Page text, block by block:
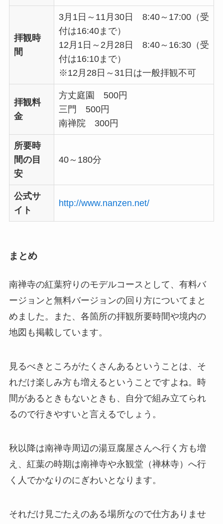
拝観時
間
3月1日～11月30日 8:40～17:00（受
付は16:40まで）
12月1日～2月28日 8:40～16:30（受
付は16:10まで）
※12月28日～31日は一般拝観不可
拝観料
金
方丈庭園 500円
三門 500円
南禅院 300円
所要時
間の目
安
40～180分
公式サ
イト
http://www.nanzen.net/
まとめ
南禅寺の紅葉狩りのモデルコースとして、有料バ
ージョンと無料バージョンの回り方についてまと
めました。また、各箇所の拝観所要時間や境内の
地図も掲載しています。
見るべきところがたくさんあるということは、そ
れだけ楽しみ方も増えるということですよね。時
間があるときもないときも、自分で組み立てられ
るので行きやすいと言えるでしょう。
秋以降は南禅寺周辺の湯豆腐屋さんへ行く方も増
え、紅葉の時期は南禅寺や永観堂（禅林寺）へ行
く人でかなりのにぎわいとなります。
それだけ見ごたえのある場所なので仕方ありませ